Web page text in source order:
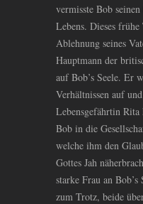
vermisste Bob
Lebens. Dieses
Ablehnung seines
Hauptmann der
auf Bob’s Seele. Er
Verhältnissen auf
Lebensgefährtin Rita
Bob in die
welche ihm den
Gottes Jah
starke Frau an
zum Trotz, beide